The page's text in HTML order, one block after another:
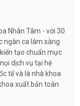
Nhân Tâm - với 30
ngàn ca lâm sàng
tạo chuẩn mực
dịch vụ tại hệ
tế và là nhà khoa
xuất bản toàn